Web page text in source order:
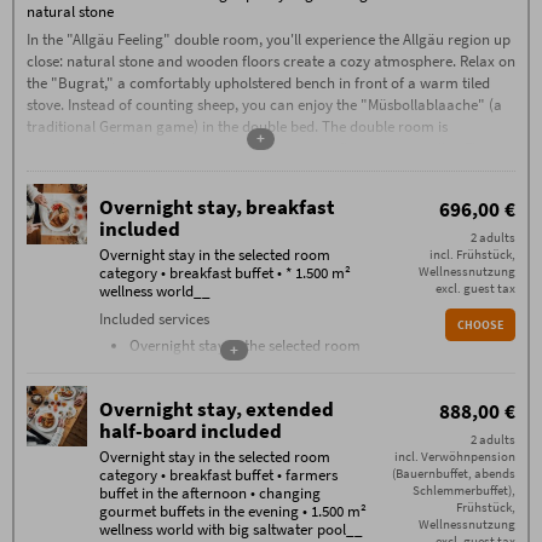
Check-out by 11:00 AM
parking space: €5 per car/night
Additional conditions
No deposit required – 70% cancellation fee applies
from the date of booking, except in the case of re-
We recommend taking out travel cancellation
insurance.
natural stone
In the "Allgäu Feeling" double room, you'll experience the Allgäu region up
close: natural stone and wooden floors create a cozy atmosphere. Relax on
the "Bugrat," a comfortably upholstered bench in front of a warm tiled
stove. Instead of counting sheep, you can enjoy the "Müsbollablaache" (a
traditional German game) in the double bed. The double room is
approximately 32 square meters and features a flat-screen satellite TV,
south-east or northwest with breathtaking views of the surrounding
nature. The spacious bathroom is equipped with a double vanity, a large
rain shower, a hairdryer, and a makeup mirror. Included in the price is free
use of the Alpine Wellness World with its large year-round saltwater pool,
natural bathing lake, unique sauna area with a sauna complex, stone bath,
traditional sauna, flax bath, and much more.
+
Overnight stay, breakfast
included
Overnight stay in the selected room
category • breakfast buffet • * 1.500 m²
wellness world__
Included services
Overnight stay in the selected room
components from 07.30 - 11
Farmers buffet on the afternoon
Changing gourmet buffets every
evening
1.500 m² wellness world with heated
saltwater pool, sauna, stone bath,
+
696,00 €
2 adults
incl. Frühstück,
Wellnessnutzung
excl. guest tax
CHOOSE
Overnight stay, extended
half-board included
Overnight stay in the selected room
category • breakfast buffet • farmers
buffet in the afternoon • changing
gourmet buffets in the evening • 1.500 m²
wellness world with big saltwater pool__
888,00 €
2 adults
incl. Verwöhnpension
(Bauernbuffet, abends
Schlemmerbuffet),
Frühstück,
Wellnessnutzung